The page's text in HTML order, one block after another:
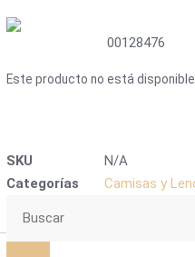
00128476
Este producto no está
SKU
N/A
Categorías
Camisas y